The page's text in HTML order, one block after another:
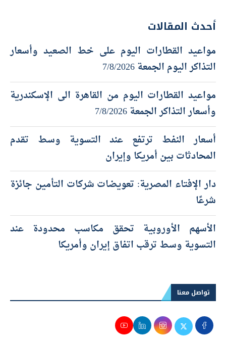
أحدث المقالات
مواعيد القطارات اليوم على خط الصعيد وأسعار
التذاكر اليوم الجمعة 7/8/2026
مواعيد القطارات اليوم من القاهرة الى الإسكندرية
وأسعار التذاكر الجمعة 7/8/2026
أسعار النفط ترتفع عند التسوية وسط تقدم
المحادثات بين أمريكا وإيران
دار الإفتاء المصرية: تعويضات شركات التأمين جائزة
شرعًا
الأسهم الأوروبية تحقق مكاسب محدودة عند
التسوية وسط ترقب اتفاق إيران وأمريكا
تواصل معنا